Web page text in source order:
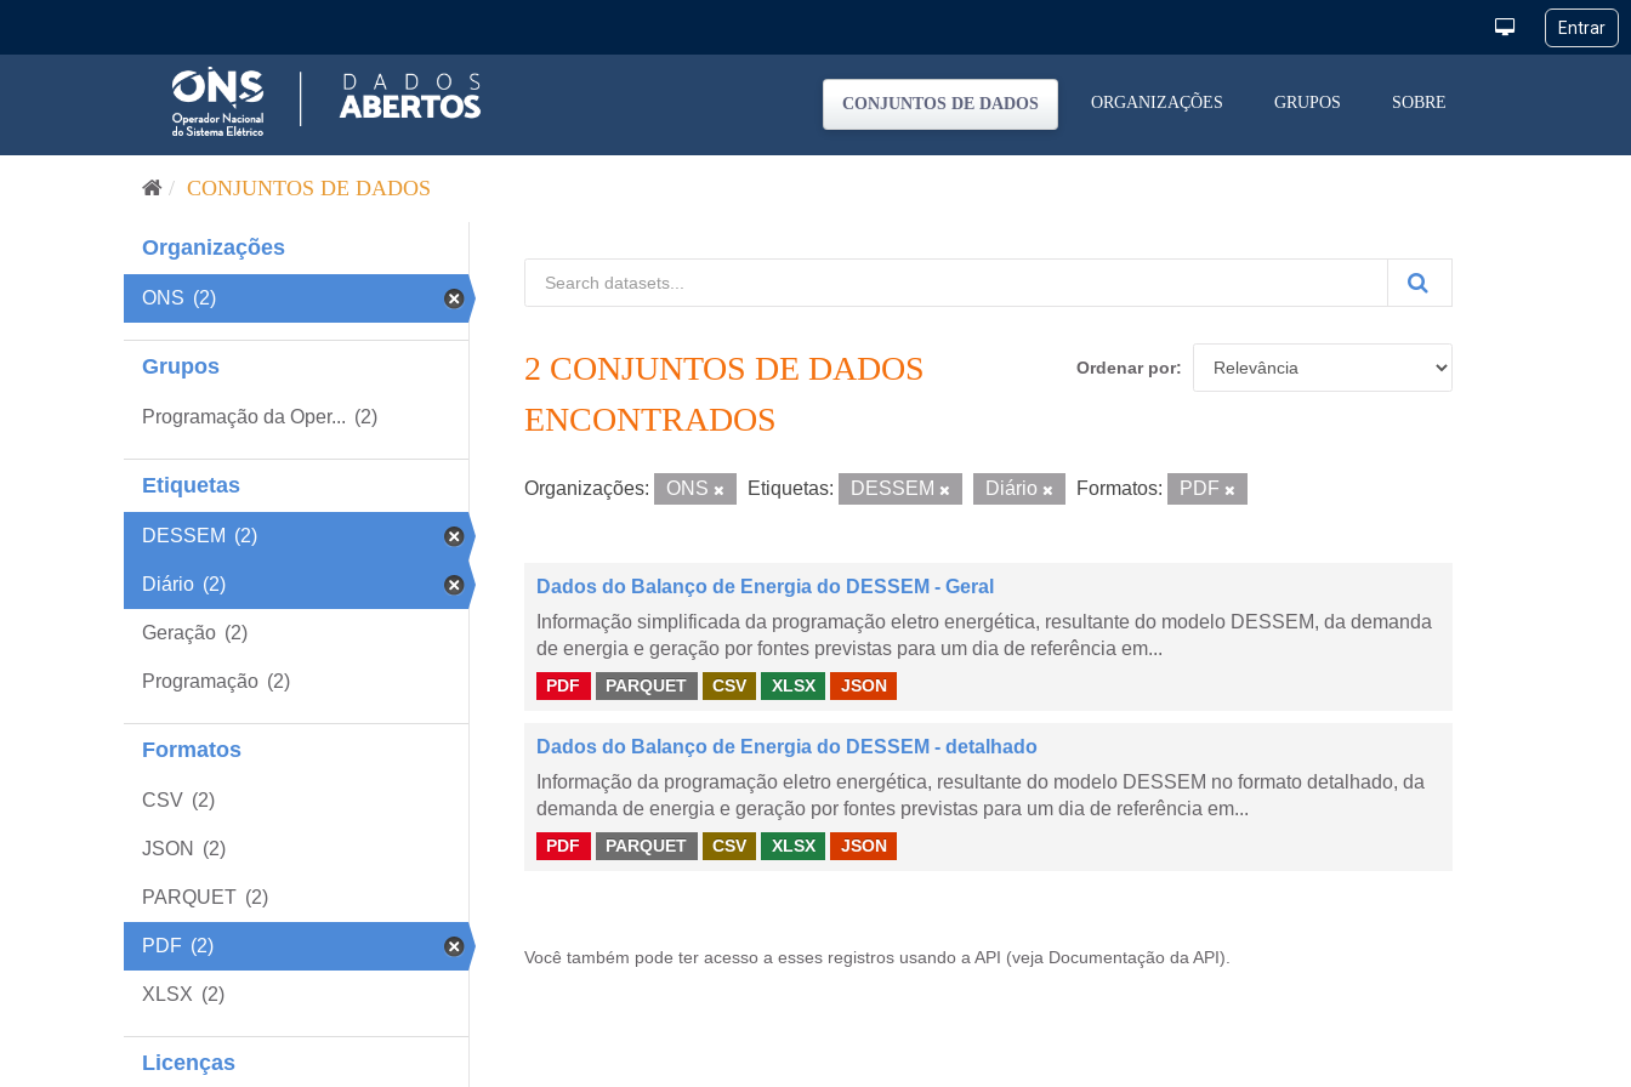
CONJUNTOS DE DADOS ORGANIZAÇÕES GRUPOS SOBRE
CONJUNTOS DE DADOS
Organizações
ONS (2)
Grupos
Programação da Oper... (2)
Etiquetas
DESSEM (2)
Diário (2)
Geração (2)
Programação (2)
Formatos
CSV (2)
JSON (2)
PARQUET (2)
PDF (2)
XLSX (2)
Licenças
Ordenar por
2 CONJUNTOS DE DADOS
ENCONTRADOS
Organizações: ONS Etiquetas: DESSEM Diário Formatos: PDF
Dados do Balanço de Energia do DESSEM - Geral
Informação simplificada da programação eletro energética, resultante do modelo DESSEM, da demanda
de energia e geração por fontes previstas para um dia de referência em...
PDF PARQUET CSV XLSX JSON
Dados do Balanço de Energia do DESSEM - detalhado
Informação da programação eletro energética, resultante do modelo DESSEM no formato detalhado, da
demanda de energia e geração por fontes previstas para um dia de referência em...
PDF PARQUET CSV XLSX JSON
Você também pode ter acesso a esses registros usando a API (veja Documentação da API ).